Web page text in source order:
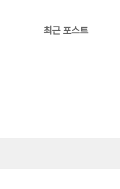
최근 포스트